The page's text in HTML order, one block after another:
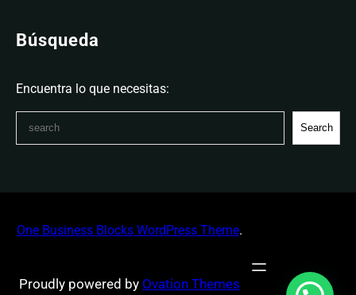
Búsqueda
Encuentra lo que necesitas:
c
Search
One Business Blocks WordPress Theme.
Proudly powered by Ovation Themes